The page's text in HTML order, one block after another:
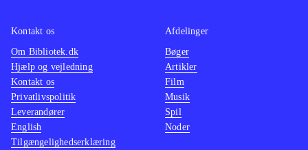
Kontakt os
Om Bibliotek.dk
Hjælp og vejledning
Kontakt os
Privatlivspolitik
Leverandører
English
Tilgængelighedserklæring
Afdelinger
Bøger
Artikler
Film
Musik
Spil
Noder